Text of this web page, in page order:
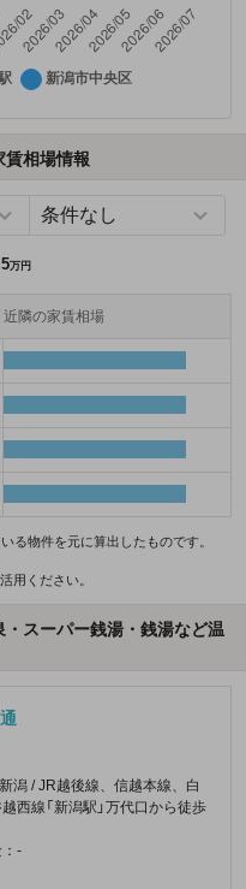
賃相場情報
万円
近隣の家賃相場
る物件を元に算出したものです。
用ください。
スーパー銭湯・銭湯など温
潟 / JR越後線、信越本線、白
西線「新潟駅」万代口から徒歩
-